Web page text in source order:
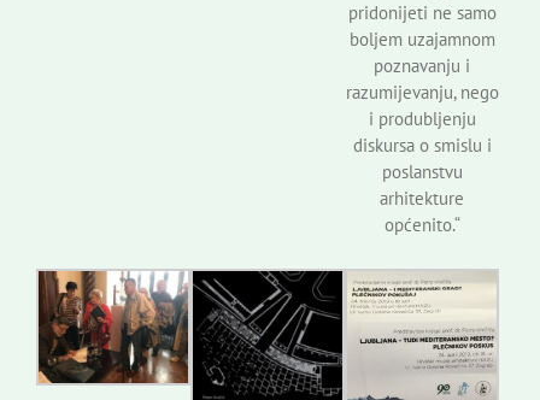
pridonijeti ne samo
boljem uzajamnom
poznavanju i
razumijevanju, nego
i produbljenju
diskursa o smislu i
poslanstvu
arhitekture
općenito.“